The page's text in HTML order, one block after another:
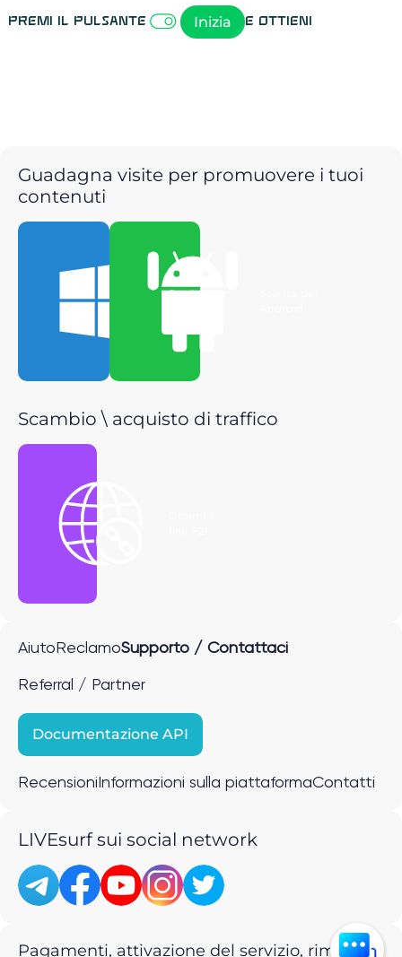
Premi il pulsante Inizia e ottieni
Guadagna visite per promuovere i tuoi
contenuti
Scarica per
Scambio \ acquisto di traffico
Aiuto ReclamoSupporto / Contattaci
Referral / Partner
Documentazione API
Recensioni Informazioni sulla piattaformaContatti
LIVEsurf sui social network
Pagamenti, attivazione del servizio, rimborsi